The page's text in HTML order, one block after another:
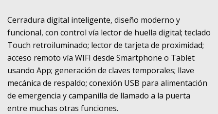
Cerradura digital inteligente, diseño moderno y
funcional, con control vía lector de huella digital; teclado
Touch retroiluminado; lector de tarjeta de proximidad;
acceso remoto vía WIFI desde Smartphone o Tablet
usando App; generación de claves temporales; llave
mecánica de respaldo; conexión USB para alimentación
de emergencia y campanilla de llamado a la puerta
entre muchas otras funciones.